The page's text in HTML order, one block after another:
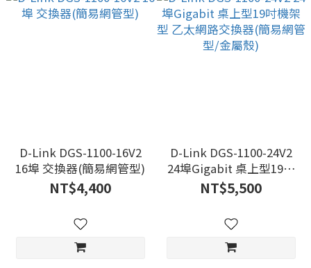
D-Link DGS-1100-16V2
16埠 交換器(簡易網管型)
NT$4,400
D-Link DGS-1100-24V2
24埠Gigabit 桌上型19吋
機架型 乙太網路交換器
(簡易網管型/金屬殼)
NT$5,500